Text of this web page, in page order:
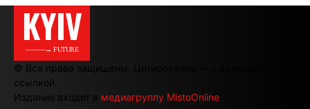
KYIV
———→ FUTURE
© Все права защищены. Цитирование — с активной
ссылкой.
Издание входит в медиагруппу MistoOnline